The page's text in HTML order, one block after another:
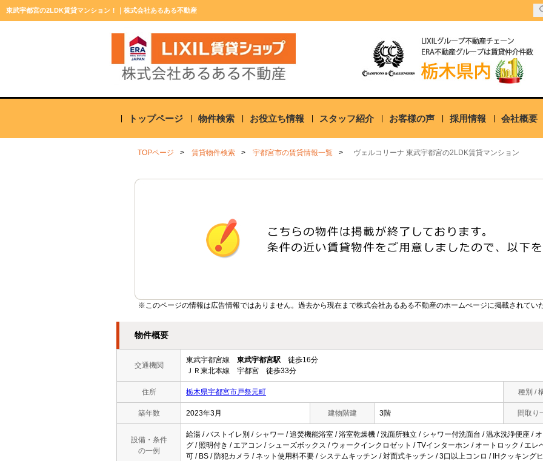
東武宇都宮の2LDK賃貸マンション！｜株式会社あるある不動産
トップページ 物件検索 お役立ち情報 スタッフ紹介 お客様の声 採用情報 会社概要
TOPページ 賃貸物件検索 宇都宮市の賃貸情報一覧 ヴェルコリーナ 東武宇都宮の2LDK賃貸マンション
※このページの情報は広告情報ではありません。過去から現在まで株式会社あるある不動産のホームぺージに掲載されてい
物件概要
交通機関
東武宇都宮線 東武宇都宮駅 徒歩16分
ＪＲ東北本線 宇都宮 徒歩33分
住所 栃木県宇都宮市戸祭元町 種別 /
築年数 2023年3月 建物階建 3階 間取り
設備・条件
の一例
給湯 / バストイレ別 / シャワー / 追焚機能浴室 / 浴室乾燥機 / 洗面所独立 / シャワー付洗面台 / 温水洗浄便座 /
グ / 照明付き / エアコン / シューズボックス / ウォークインクロゼット / TVインターホン / オートロック / エ
可 / BS / 防犯カメラ / ネット使用料不要 / システムキッチン / 対面式キッチン / 3口以上コンロ / IHクッキン